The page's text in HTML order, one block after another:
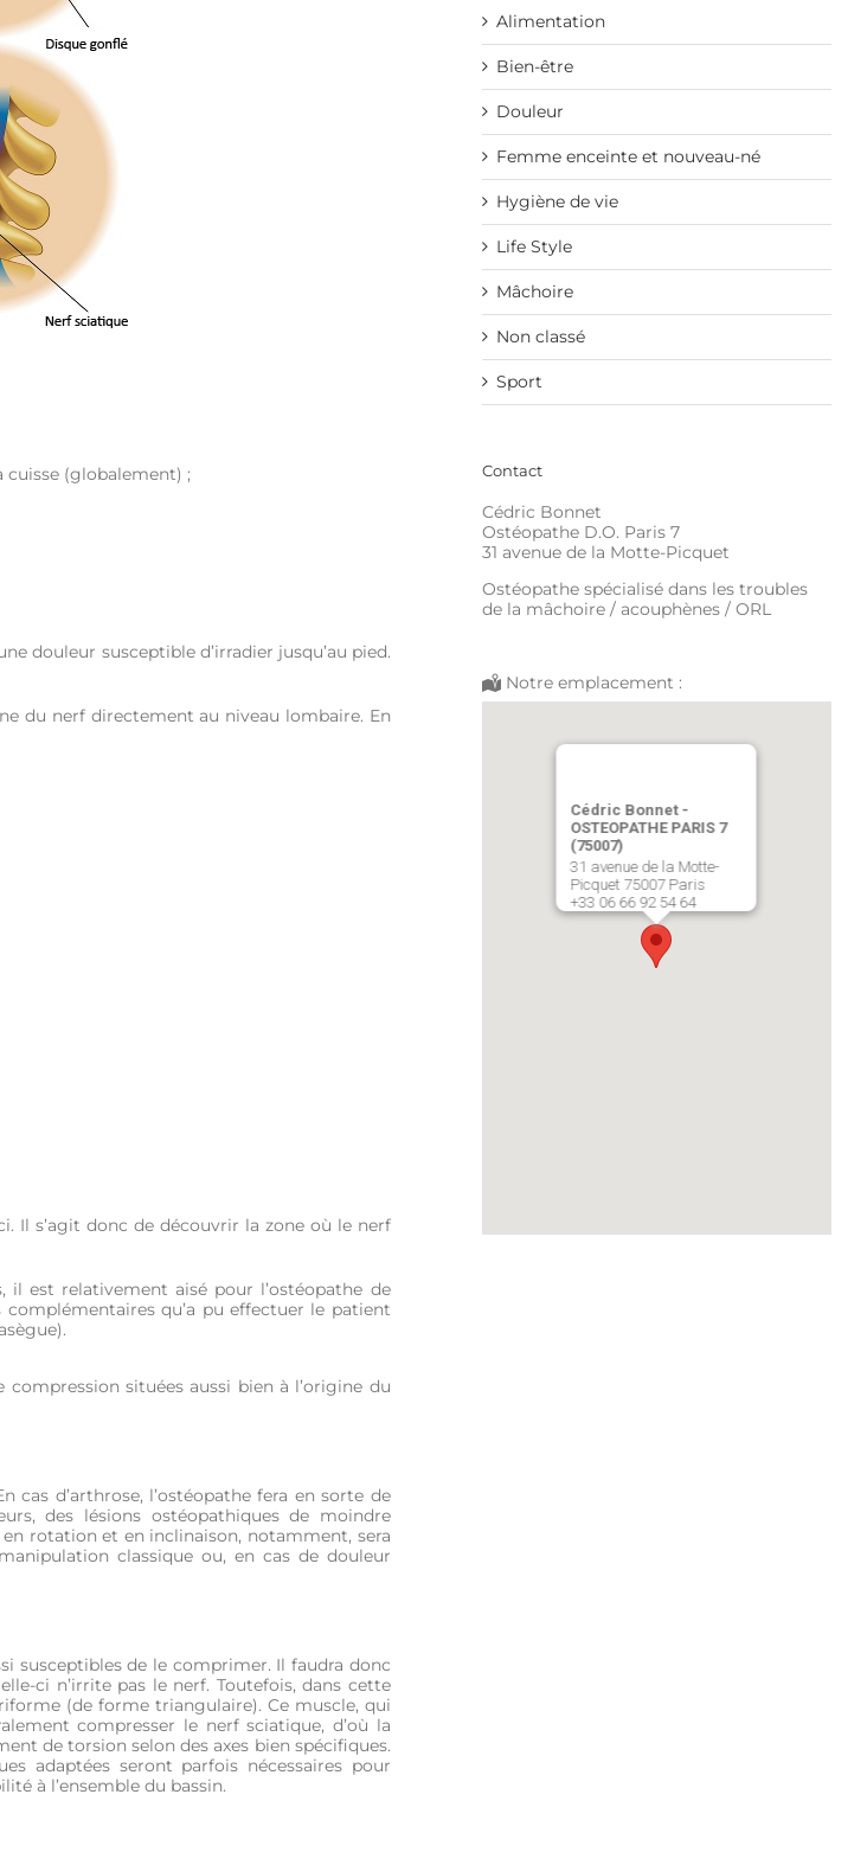
cuisse (globalement) ;
douleur susceptible d’irradier jusqu’au pied.
du nerf directement au niveau lombaire. En
Il s’agit donc de découvrir la zone où le nerf
il est relativement aisé pour l’ostéopathe de
qu’a pu effectuer le patient
situées aussi bien à l’origine du
d’arthrose, l’ostéopathe fera en sorte de
des lésions ostéopathiques de moindre
rotation et en inclinaison, notamment, sera
classique ou, en cas de douleur
susceptibles de le comprimer. Il faudra donc
ci n’irrite pas le nerf. Toutefois, dans cette
(de forme triangulaire). Ce muscle, qui
compresser le nerf sciatique, d’où la
de torsion selon des axes bien spécifiques.
adaptées seront parfois nécessaires pour
à l’ensemble du bassin.
Alimentation
Bien-être
Douleur
Femme enceinte et nouveau-né
Hygiène de vie
Life Style
Mâchoire
Non classé
Sport
Contact
Cédric Bonnet
Ostéopathe D.O. Paris 7
31 avenue de la Motte-Picquet
Ostéopathe spécialisé dans les troubles
de la mâchoire / acouphènes / ORL
Notre emplacement :
Cédric Bonnet -
OSTEOPATHE PARIS 7
(75007)
31 avenue de la Motte-
Picquet 75007 Paris
+33 06 66 92 54 64